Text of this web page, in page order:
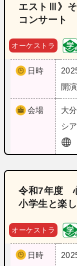
エストⅢ》
コンサート
オーケストラ
日時
開
会場 大分
シ
令和7年度
小学生と楽
オーケストラ
日時